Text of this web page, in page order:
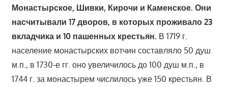
Монастырское, Шивки, Кирочи и Каменское. Они
насчитывали 17 дворов, в которых проживало 23
вкладчика и 10 пашенных крестьян. В 1719 г.
население монастырских вотчин составляло 50 душ
м.п., в 1730-е гг. оно увеличилось до 100 душ м.п., в
1744 г. за монастырем числилось уже 150 крестьян. В